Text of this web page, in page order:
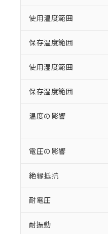
使用温度範囲
保存温度範囲
使用湿度範囲
保存湿度範囲
温度の影響
電圧の影響
絶縁抵抗
耐電圧
耐振動